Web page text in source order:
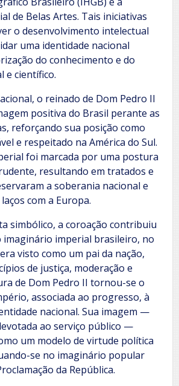
de Belas Artes. Tais iniciativas
o desenvolvimento intelectual
uma identidade nacional
do conhecimento e do
e científico.
o reinado de Dom Pedro II
positiva do Brasil perante as
reforçando sua posição como
e respeitado na América do Sul.
foi marcada por uma postura
resultando em tratados e
a soberania nacional e
com a Europa.
simbólico, a coroação contribuiu
imperial brasileiro, no
visto como um pai da nação,
de justiça, moderação e
de Dom Pedro II tornou-se o
associada ao progresso, à
nacional. Sua imagem —
ao serviço público —
um modelo de virtude política
se no imaginário popular
da República.